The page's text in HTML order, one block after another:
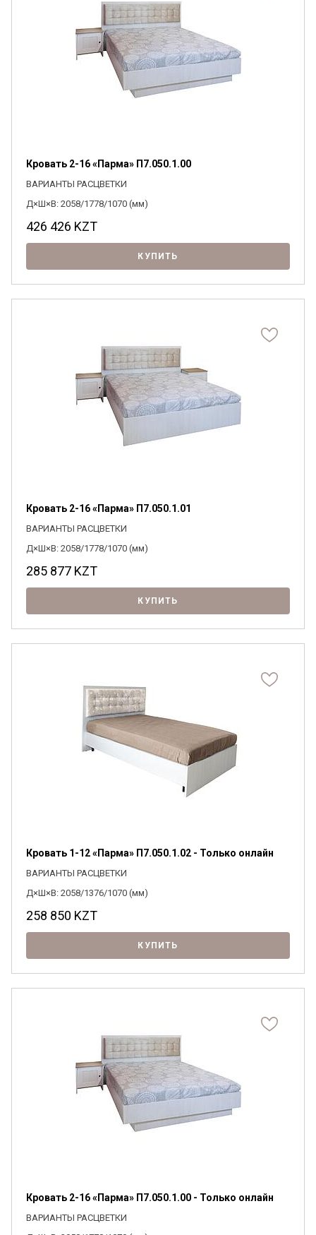
Кровать 2-16 «Парма» П7.050.1.00
ВАРИАНТЫ РАСЦВЕТКИ
Д×Ш×В: 2058/1778/1070 (мм)
426 426 KZT
КУПИТЬ
Кровать 2-16 «Парма» П7.050.1.01
ВАРИАНТЫ РАСЦВЕТКИ
Д×Ш×В: 2058/1778/1070 (мм)
285 877 KZT
КУПИТЬ
Кровать 1-12 «Парма» П7.050.1.02 - Только онлайн
ВАРИАНТЫ РАСЦВЕТКИ
Д×Ш×В: 2058/1376/1070 (мм)
258 850 KZT
КУПИТЬ
Кровать 2-16 «Парма» П7.050.1.00 - Только онлайн
ВАРИАНТЫ РАСЦВЕТКИ